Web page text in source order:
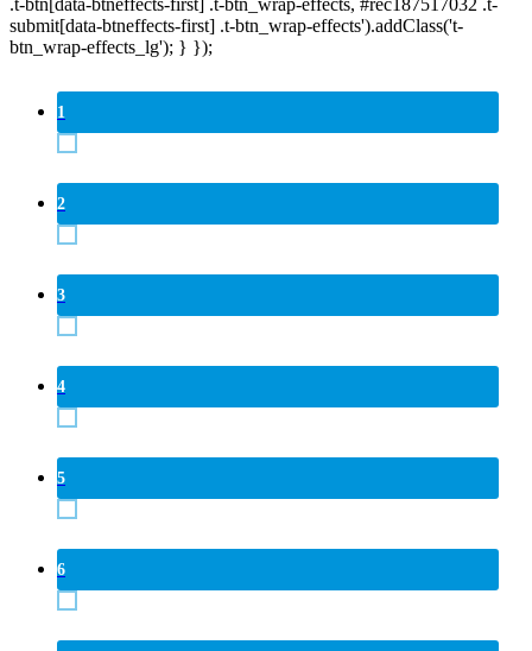
submit[data-btneffects-first] .t-btn_wrap-effects').addClass('t-
btn_wrap-effects_lg'); } });
1
2
3
4
5
6